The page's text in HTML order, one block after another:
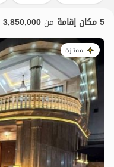
5 مكان إقامة من 3,850,000
ممتازة